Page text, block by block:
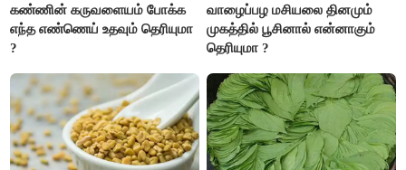
கண்ணின் கருவளையம் போக்க
எந்த எண்ணெய் உதவும் தெரியுமா
?
வாழைப்பழ மசியலை தினமும்
முகத்தில் பூசினால் என்னாகும்
தெரியுமா ?